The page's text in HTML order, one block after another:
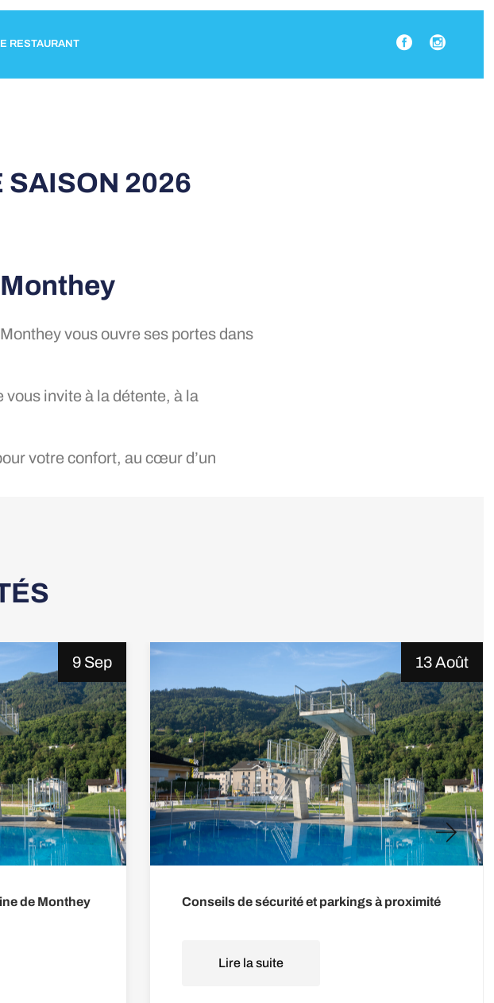
RESTAURANT
SAISON 2026
vous ouvre ses portes dans
invite à la détente, à la
votre confort, au cœur d’un
9 Sep
de Monthey
13 Août
Conseils de sécurité et parkings à proximité
Lire la suite